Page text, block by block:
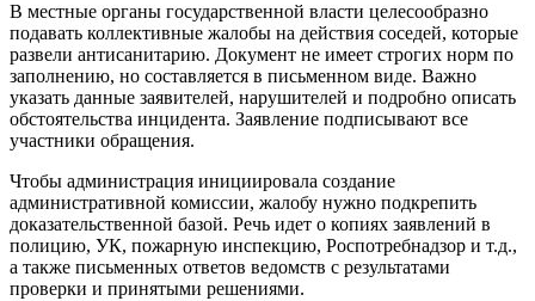
В местные органы государственной власти целесообразно
подавать коллективные жалобы на действия соседей, которые
развели антисанитарию. Документ не имеет строгих норм по
заполнению, но составляется в письменном виде. Важно
указать данные заявителей, нарушителей и подробно описать
обстоятельства инцидента. Заявление подписывают все
участники обращения.
Чтобы администрация инициировала создание
административной комиссии, жалобу нужно подкрепить
доказательственной базой. Речь идет о копиях заявлений в
полицию, УК, пожарную инспекцию, Роспотребнадзор и т.д.,
а также письменных ответов ведомств с результатами
проверки и принятыми решениями.